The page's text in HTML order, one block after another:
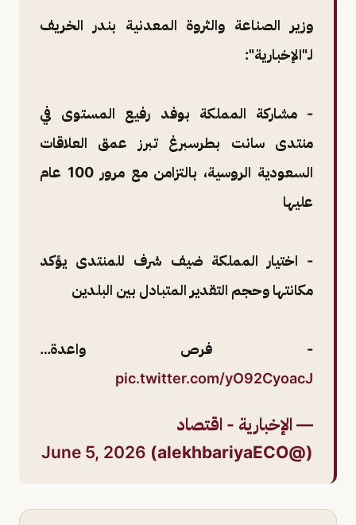
وزير الصناعة والثروة المعدنية بندر الخريف
لـ"الإخبارية":
- مشاركة المملكة بوفد رفيع المستوى في
منتدى سانت بطرسبرغ تبرز عمق العلاقات
السعودية الروسية، بالتزامن مع مرور 100 عام
عليها
- اختيار المملكة ضيف شرف للمنتدى يؤكد
مكانتها وحجم التقدير المتبادل بين البلدين
- فرص واعدة…
pic.twitter.com/yO92CyoacJ
— الإخبارية - اقتصاد
(@alekhbariyaECO)
June 5, 2026